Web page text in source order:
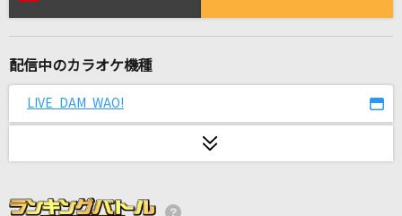
残酷な天使のテーゼ
[生音]ONE
配信中のカラオケ機種
LIVE DAM WAO!